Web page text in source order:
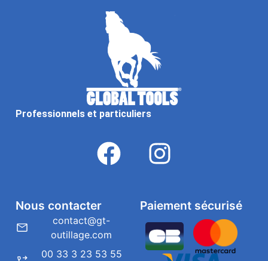
Professionnels et particuliers
Paiement sécurisé
Nous contacter
contact@gt-
outillage.com
00 33 3 23 53 55